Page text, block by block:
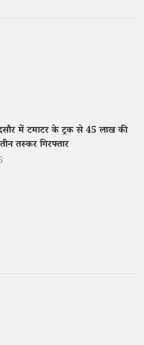
में टमाटर के ट्रक से 45 लाख की
तस्कर गिरफ्तार